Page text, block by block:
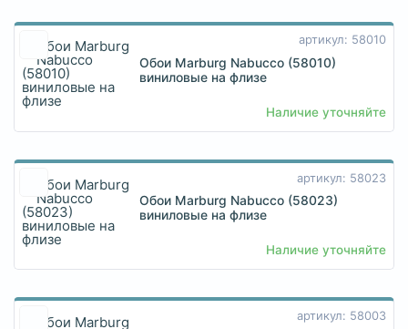
артикул: 58010
Обои Marburg Nabucco (58010)
виниловые на флизе
Наличие уточняйте
артикул: 58023
Обои Marburg Nabucco (58023)
виниловые на флизе
Наличие уточняйте
артикул: 58003